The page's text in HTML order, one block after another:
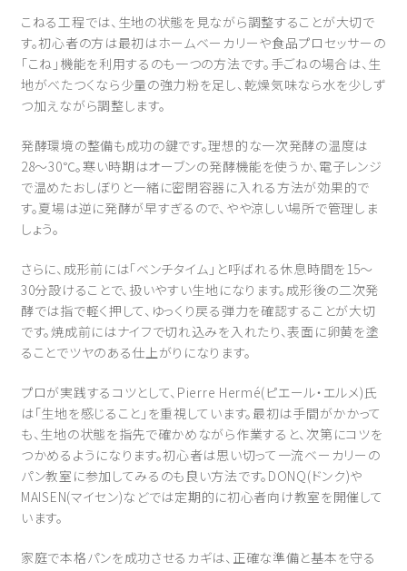
こねる工程では、生地の状態を見ながら調整することが大切で
す。初心者の方は最初はホームベーカリーや食品プロセッサーの
「こね」機能を利用するのも一つの方法です。手ごねの場合は、生
地がべたつくなら少量の強力粉を足し、乾燥気味なら水を少しず
つ加えながら調整します。
発酵環境の整備も成功の鍵です。理想的な一次発酵の温度は
28〜30℃。寒い時期はオーブンの発酵機能を使うか、電子レンジ
で温めたおしぼりと一緒に密閉容器に入れる方法が効果的で
す。夏場は逆に発酵が早すぎるので、やや涼しい場所で管理しま
しょう。
さらに、成形前には「ベンチタイム」と呼ばれる休息時間を15〜
30分設けることで、扱いやすい生地になります。成形後の二次発
酵では指で軽く押して、ゆっくり戻る弾力を確認することが大切
です。焼成前にはナイフで切れ込みを入れたり、表面に卵黄を塗
ることでツヤのある仕上がりになります。
プロが実践するコツとして、Pierre Hermé(ピエール・エルメ)氏
は「生地を感じること」を重視しています。最初は手間がかかって
も、生地の状態を指先で確かめながら作業すると、次第にコツを
つかめるようになります。初心者は思い切って一流ベーカリーの
パン教室に参加してみるのも良い方法です。DONQ(ドンク)や
MAISEN(マイセン)などでは定期的に初心者向け教室を開催して
います。
家庭で本格パンを成功させるカギは、正確な準備と基本を守る